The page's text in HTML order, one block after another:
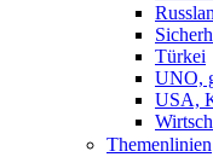
Türkei
UNO,
USA,
Themenlinien